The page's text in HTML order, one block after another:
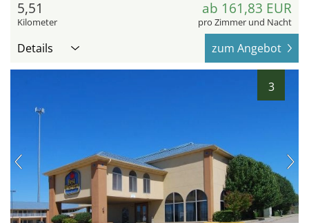
5,51
Kilometer
ab 161,83 EUR
pro Zimmer und Nacht
Details zum Angebot
3